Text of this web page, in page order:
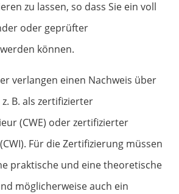
zu lassen, so dass Sie ein voll
oder geprüfter
können.
verlangen einen Nachweis über
B. als zertifizierter
(CWE) oder zertifizierter
Für die Zertifizierung müssen
praktische und eine theoretische
möglicherweise auch ein